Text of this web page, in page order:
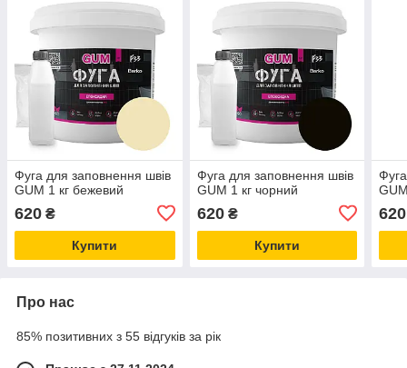
Фуга для заповнення швів
GUM 1 кг бежевий
620 ₴
Купити
Фуга для заповнення швів
GUM 1 кг чорний
620₴
Купити
620
Про нас
85% позитивних з 55 відгуків за рік